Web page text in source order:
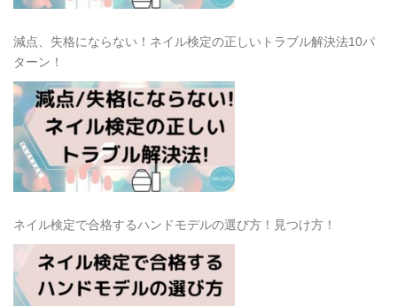
減点、失格にならない！ネイル検定の正しいトラブル解決法10パ
ターン！
ネイル検定で合格するハンドモデルの選び方！見つけ方！